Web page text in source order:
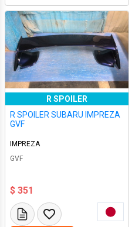
R SPOILER
R SPOILER SUBARU IMPREZA
GVF
IMPREZA
GVF
$ 351